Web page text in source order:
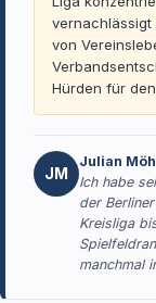
vernachlässigt
von
Hürden für
JM
Julian
Ich habe
der
Kreisliga
manchmal